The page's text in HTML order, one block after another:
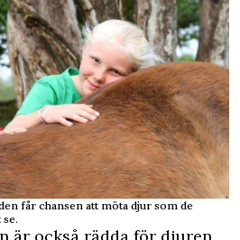
får chansen att möta djur som de
är också rädda för djuren